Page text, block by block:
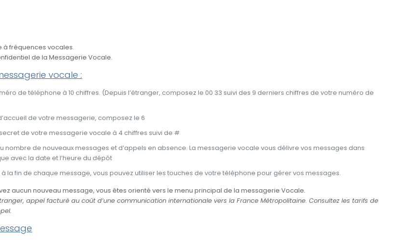
à fréquences vocales.
de la Messagerie Vocale.
vocale :
de téléphone à 10 chiffres. (Depuis l’étranger, composez le 00 33 suivi des 9 derniers chiffres de votre numéro de
de votre messagerie, composez le 6
de votre messagerie vocale à 4 chiffres suivi de #
nombre de nouveaux messages et d’appels en absence. La messagerie vocale vous délivre vos messages dans
avec la date et l’heure du dépôt
à la fin de chaque message, vous pouvez utiliser les touches de votre téléphone pour gérer vos messages.
aucun nouveau message, vous êtes orienté vers le menu principal de la messagerie Vocale.
appel facturé au coût d’une communication internationale vers la France Métropolitaine. Consultez les tarifs de